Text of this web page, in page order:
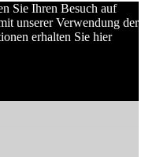
Sie Ihren Besuch auf
unserer Verwendung der
erhalten Sie hier